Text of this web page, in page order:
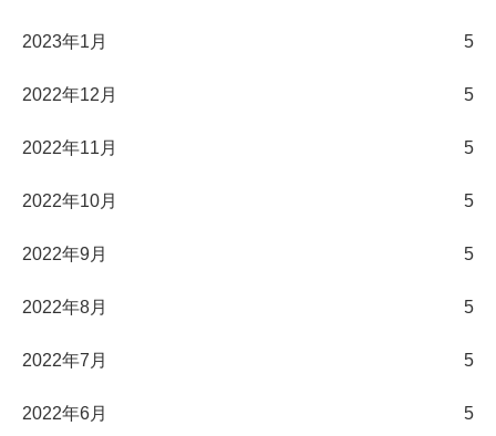
2023年1月 5
2022年12月 5
2022年11月 5
2022年10月 5
2022年9月 5
2022年8月 5
2022年7月 5
2022年6月 5